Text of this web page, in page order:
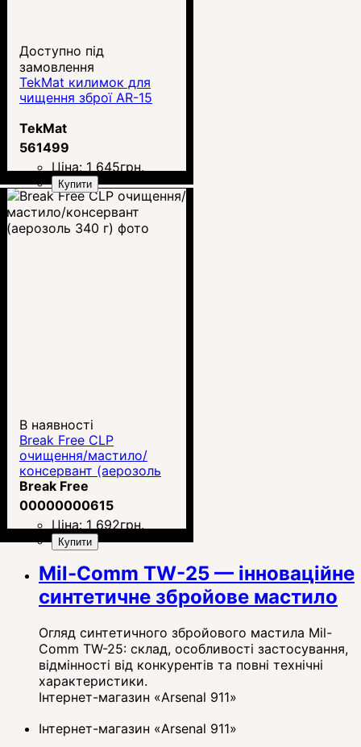
Доступно під
замовлення
TekMat килимок для
чищення зброї AR-15
TekMat
561499
Ціна: 1 645грн.
Купити
В наявності
Break Free CLP
очищення/мастило/
консервант (аерозоль
340 г)
Break Free
00000000615
Ціна: 1 692грн.
Купити
Mil-Comm TW-25 — інноваційне
синтетичне збройове мастило
Огляд синтетичного збройового мастила Mil-
Comm TW-25: склад, особливості застосування,
відмінності від конкурентів та повні технічні
характеристики.
Інтернет-магазин «Arsenal 911»
Інтернет-магазин «Arsenal 911»